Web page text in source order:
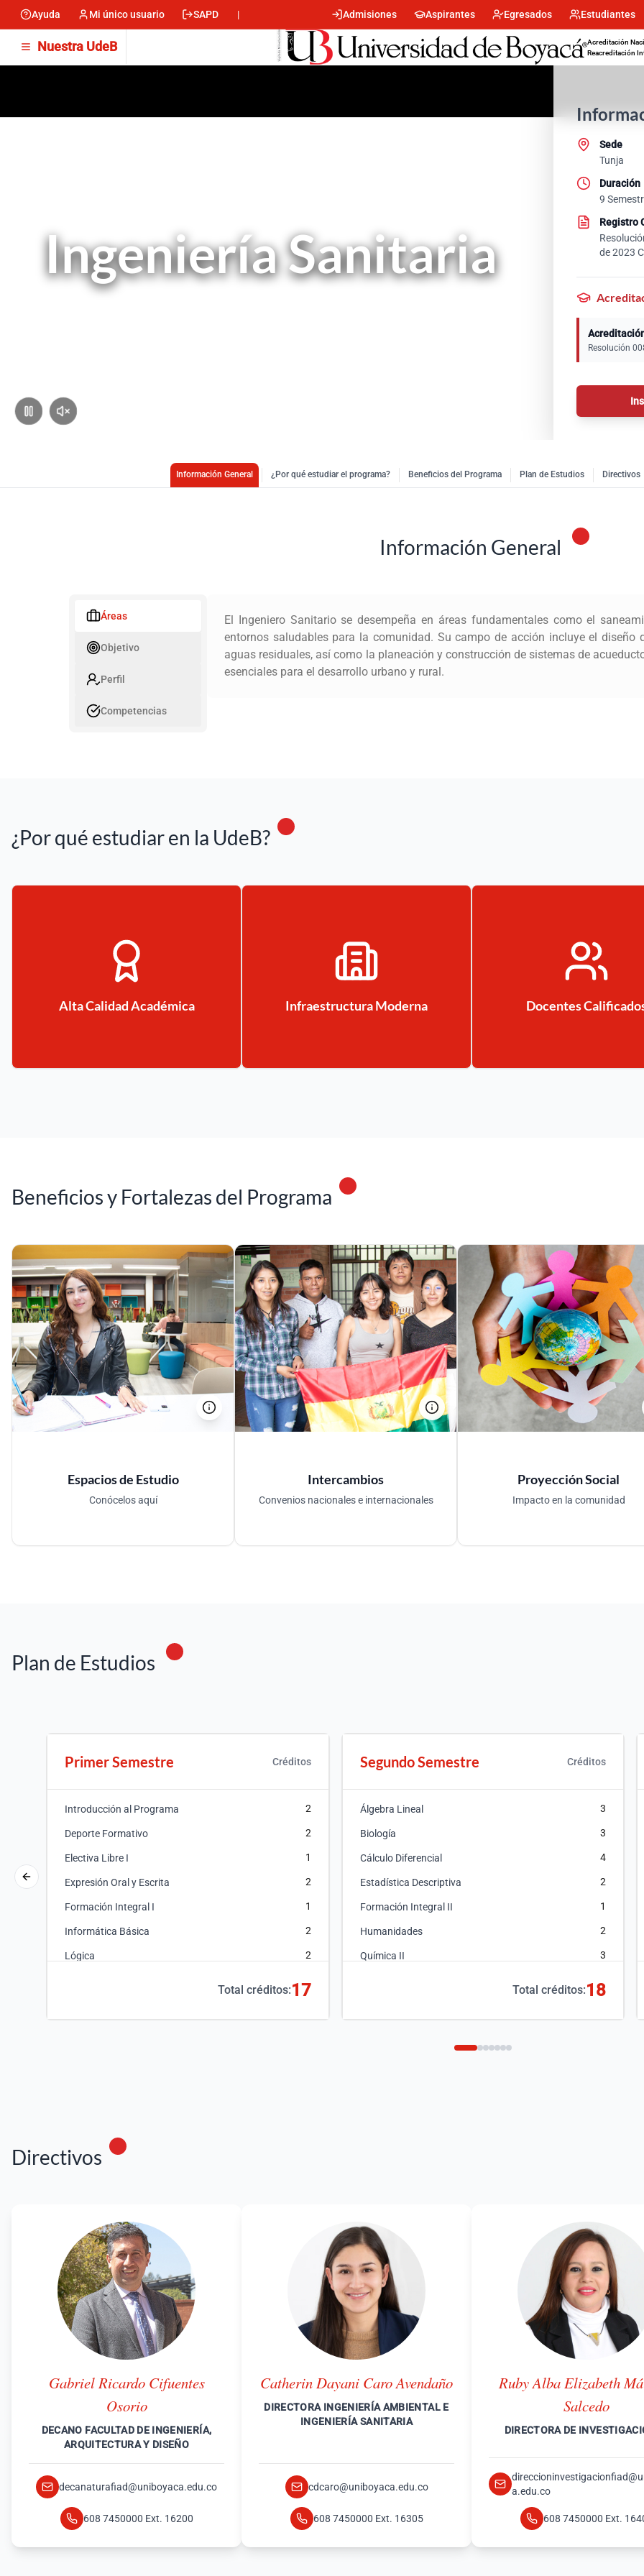
Pasar al
contenido
principal
Skip
to
main
menu
Skip
to
search
Skip
to
footer
Menu
Izquierda
Ayuda Mi único usuario SAPD
Menu
encabezado
Centro
Admisiones Aspirantes Egresados Estudiantes
Nuestra UdeB
Acreditación
Reacreditación
Pausar Activar
Ingeniería Sanitaria
Sede
Tunja
Duración
9
Registro
de 2023
Resolución
Información General ¿Por qué estudiar el programa? Beneficios del Programa Plan de Estudios Directivos
Información General
Áreas
Objetivo
Perfil
Competencias
El Ingeniero Sanitario se desempeña en áreas fundamentales como el
entornos saludables para la comunidad. Su campo de acción incluye el
aguas residuales, así como la planeación y construcción de sistemas de
esenciales para el desarrollo urbano y rural.
¿Por qué estudiar en la UdeB?
Alta Calidad Académica Infraestructura Moderna Docentes
Beneficios y Fortalezas del Programa
Espacios de Estudio
Conócelos aquí
Espacios de Estudio
Laboratorio de hidráulica, laboratorio
de aguas, laboratorio de
microbiología, planta piloto de
tratamiento de aguas residuales, la
Intercambios
Convenios nacionales e internacionales
Intercambios
Podrás desarrollar proyectos de
investigación, realizar prácticas
profesionales clave, o cursar uno o
Proyección Social
Impacto en la comunidad
Proyección Social
Reconocido por su impacto
científico, serás protagonista
proyectos que cuidan la vida y
previenen enfermedades,
Plan de Estudios
Primer Semestre Créditos
Introducción al Programa 2
Deporte Formativo 2
Electiva Libre I 1
Expresión Oral y Escrita 2
Formación Integral I 1
Informática Básica 2
Lógica 2
Total créditos:17
Segundo Semestre Créditos
Álgebra Lineal 3
Biología 3
Cálculo Diferencial 4
Estadística Descriptiva 2
Formación Integral II 1
Humanidades 2
Química II 3
Total créditos:18
Directivos
Gabriel Ricardo Cifuentes
Osorio
DECANO FACULTAD DE INGENIERÍA,
ARQUITECTURA Y DISEÑO
decanaturafiad@uniboyaca.edu.co
608 7450000 Ext. 16200
Catherin Dayani Caro Avendaño
DIRECTORA INGENIERÍA AMBIENTAL E
INGENIERÍA SANITARIA
cdcaro@uniboyaca.edu.co
608 7450000 Ext. 16305
Ruby Alba Elizabeth
Salcedo
DIRECTORA DE
a.edu.co
608 7450000 Ext.